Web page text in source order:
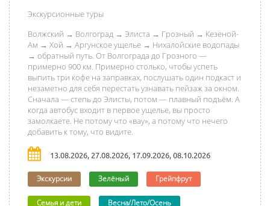
Экскурсионные туры
Волжский → Волгоград → Элиста → Грозный → Кезеной-
Ам → Хой → Аргунское ущелье → Нихалойские водопады
→ обратный путь. От Волгограда до Грозного —
примерно 900 км. Примерно столько, чтобы успеть
выпить три кофе на заправках, послушать один подкаст и
незаметно для себя перестать узнавать пейзаж за окном.
Сначала — степь до Элисты, потом — плавный подъём. А
когда автобус входит в первое ущелье, вы просто
замолкаете. Не потому что «вау», а потому что нечего
добавить к тому, что видите.
13.08.2026, 27.08.2026, 17.09.2026, 08.10.2026
Экскурсии Зелёный Грейпфрут
Семья и дети Весна/Лето/Осень